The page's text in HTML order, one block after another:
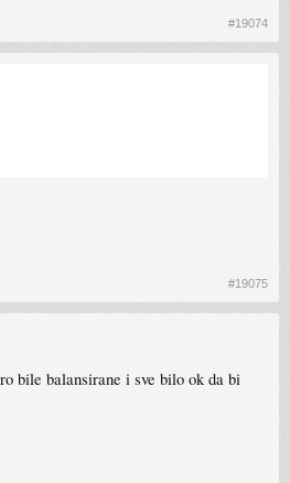
#19074
#19075
bile balansirane i sve bilo ok da bi